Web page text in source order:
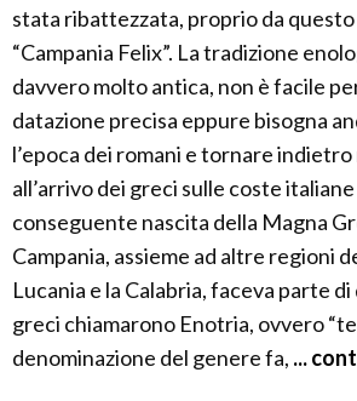
stata ribattezzata, proprio da
“Campania Felix”. La tradizione
davvero molto antica, non è facile
datazione precisa eppure bisogna
l’epoca dei romani e tornare
all’arrivo dei greci sulle coste italiane
conseguente nascita della Magna
Campania, assieme ad altre regioni
Lucania e la Calabria, faceva parte di
greci chiamarono Enotria, ovvero
denominazione del genere fa, ...